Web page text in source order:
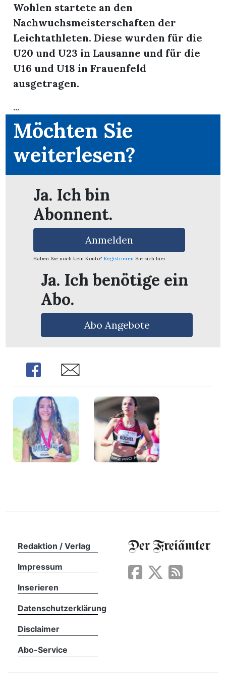
Wohlen startete an den
Nachwuchsmeisterschaften der
Leichtathleten. Diese wurden für die
U20 und U23 in Lausanne und für die
U16 und U18 in Frauenfeld
ausgetragen.
...
Möchten Sie
weiterlesen?
Ja. Ich bin
Abonnent.
Anmelden
Haben Sie noch kein Konto? Registrieren Sie sich hier
Ja. Ich benötige ein
Abo.
Abo Angebote
Share Share
Redaktion / Verlag
Impressum
Inserieren
Datenschutzerklärung
Disclaimer
Abo-Service